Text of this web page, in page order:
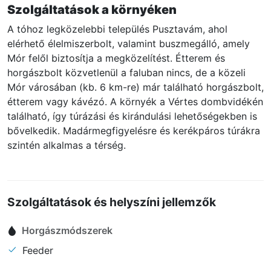
Szolgáltatások a környéken
A tóhoz legközelebbi település Pusztavám, ahol
elérhető élelmiszerbolt, valamint buszmegálló, amely
Mór felől biztosítja a megközelítést. Étterem és
horgászbolt közvetlenül a faluban nincs, de a közeli
Mór városában (kb. 6 km-re) már található horgászbolt,
étterem vagy kávézó. A környék a Vértes dombvidékén
található, így túrázási és kirándulási lehetőségekben is
bővelkedik. Madármegfigyelésre és kerékpáros túrákra
szintén alkalmas a térség.
Szolgáltatások és helyszíni jellemzők
Horgászmódszerek
Feeder